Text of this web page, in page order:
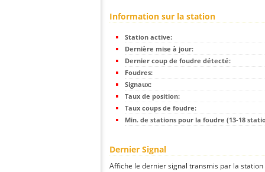
Information sur la station
Station active:
Dernière mise à jour:
Dernier coup de foudre détecté:
Foudres:
Signaux:
Taux de position:
Taux coups de foudre:
Min. de stations pour la foudre (13-18
Dernier Signal
Affiche le dernier signal transmis par la